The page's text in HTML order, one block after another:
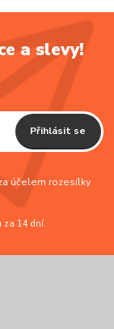
a slevy!
Přihlásit se
účelem rozesílky
za 14 dní.